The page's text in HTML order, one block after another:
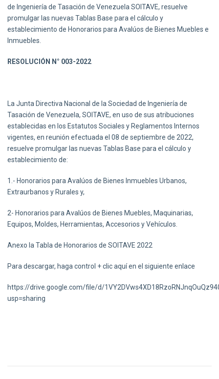
de Ingeniería de Tasación de Venezuela SOITAVE, resuelve
promulgar las nuevas Tablas Base para el cálculo y
establecimiento de Honorarios para Avalúos de Bienes Muebles e
Inmuebles.
RESOLUCIÓN N° 003-2022
La Junta Directiva Nacional de la Sociedad de Ingeniería de
Tasación de Venezuela, SOITAVE, en uso de sus atribuciones
establecidas en los Estatutos Sociales y Reglamentos Internos
vigentes, en reunión efectuada el 08 de septiembre de 2022,
resuelve promulgar las nuevas Tablas Base para el cálculo y
establecimiento de:
1.- Honorarios para Avalúos de Bienes Inmuebles Urbanos,
Extraurbanos y Rurales y,
2- Honorarios para Avalúos de Bienes Muebles, Maquinarias,
Equipos, Moldes, Herramientas, Accesorios y Vehículos.
Anexo la Tabla de Honorarios de SOITAVE 2022
Para descargar, haga control + clic aquí en el siguiente enlace
https://drive.google.com/file/d/
usp=sharing